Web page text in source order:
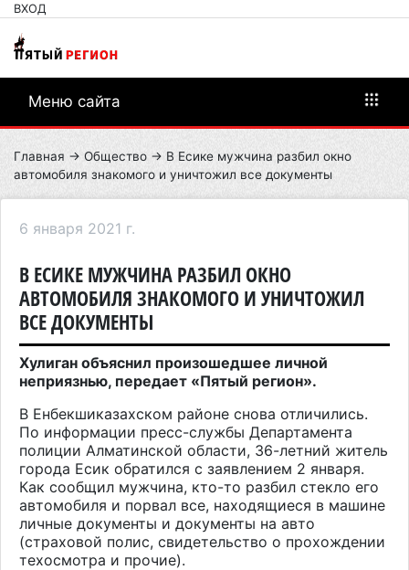
ВХОД
Меню сайта
Главная → Общество → В Есике мужчина разбил окно
автомобиля знакомого и уничтожил все документы
6 января 2021 г.
В ЕСИКЕ МУЖЧИНА РАЗБИЛ ОКНО
АВТОМОБИЛЯ ЗНАКОМОГО И УНИЧТОЖИЛ
ВСЕ ДОКУМЕНТЫ
Хулиган объяснил произошедшее личной
неприязнью, передает «Пятый регион».
В Енбекшиказахском районе снова отличились.
По информации пресс-службы Департамента
полиции Алматинской области, 36-летний житель
города Есик обратился с заявлением 2 января.
Как сообщил мужчина, кто-то разбил стекло его
автомобиля и порвал все, находящиеся в машине
личные документы и документы на авто
(страховой полис, свидетельство о прохождении
техосмотра и прочие).